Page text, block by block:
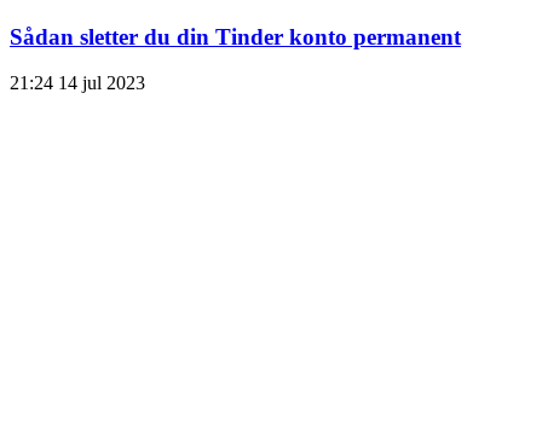
Sådan sletter du din Tinder konto permanent
21:24 14 jul 2023